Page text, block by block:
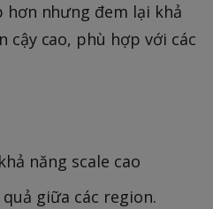
nhưng đem lại khả
cậy cao, phù hợp với các
năng scale cao
giữa các region.